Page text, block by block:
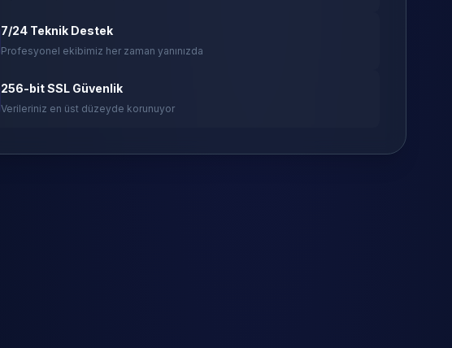
7/24 Teknik Destek
Profesyonel ekibimiz her zaman yanınızda
256-bit SSL Güvenlik
Verileriniz en üst düzeyde korunuyor